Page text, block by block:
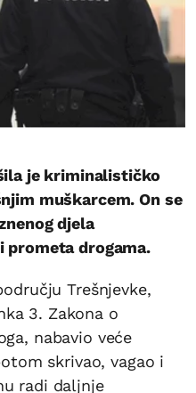
je kriminalističko
muškarcem. On se
djela
prometa drogama.
Trešnjevke,
3. Zakona o
nabavio veće
skrivao, vagao i
radi daljnje